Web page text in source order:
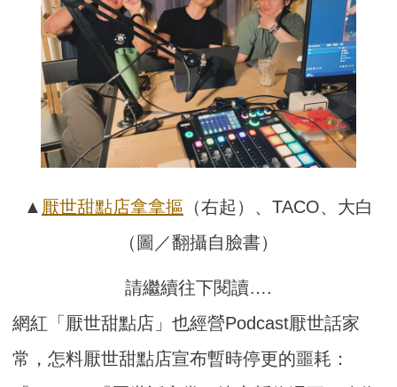
▲ 厭世甜點店拿拿摳 （右起）、TACO、大白
（圖／翻攝自臉書）
請繼續往下閱讀….
網紅「厭世甜點店」也經營Podcast厭世話家
常，怎料厭世甜點店宣布暫時停更的噩耗：